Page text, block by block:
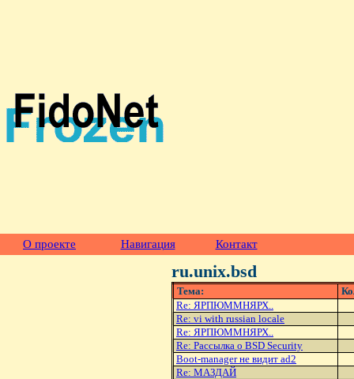
О проекте Навигация Контакт
ru.unix.bsd
Тема:
Re: ЯРПЮММHЯРХ..
Re: vi with russian locale
Re: ЯРПЮММHЯРХ..
Re: Рассылка о BSD Security
Boot-manager не видит ad2
Re: МАЗДАЙ